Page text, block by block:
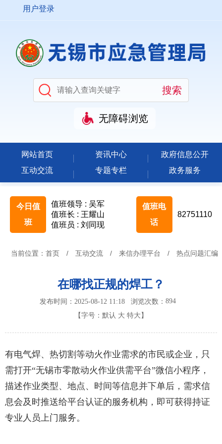
用户登录
无障碍浏览
网站首页 资讯中心
政府信息公开
互动交流
专题专栏 政务服务
今日值
班
值班领导 : 吴军
值班长 : 王耀山
值班员 : 刘同现
值班电
话
82751110
当前位置： 首页 / 互动交流 / 来信办理平台 / 热点问题汇编
在哪找正规的焊工？
发布时间：2025-08-12 11:18 浏览次数： 894
【字号： 默认 大 特大 】
有电气焊、热切割等动火作业需求的市民或企业 ，只
需打开“无锡市零散动火作业供需平台”微信小程序，
描述作业类型、地点、时间等信息并下单后，需求信
息会及时推送给平台认证的服务机构， 即可获得持证
专业人员上门服务。